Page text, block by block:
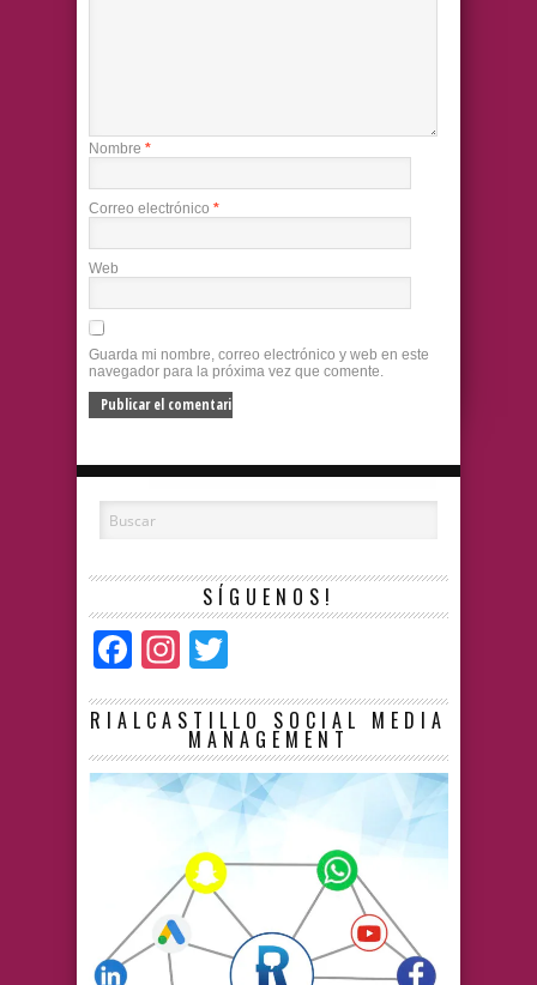
Nombre *
Correo electrónico *
Web
Guarda mi nombre, correo electrónico y web en este
navegador para la próxima vez que comente.
SÍGUENOS!
Facebook
Instagram
RIALCASTILLO SOCIAL MEDIA
MANAGEMENT